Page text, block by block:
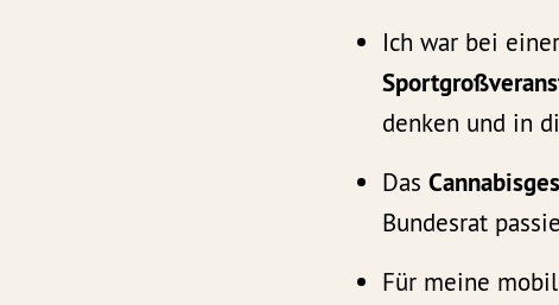
Ich war bei
denken und in
Das
Bundesrat
Für meine